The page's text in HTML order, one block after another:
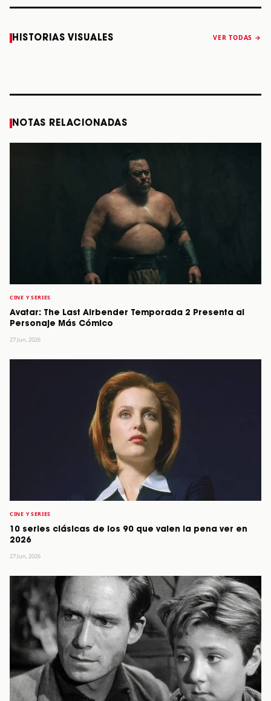
HISTORIAS VISUALES VER TODAS →
Caifanes regresa
a Monterrey el
Fallece Felipe
Staiti, guitarrista
anuncia “Reality
NOTAS RELACIONADAS
CINE Y SERIES
Avatar: The Last Airbender Temporada 2 Presenta al
Personaje Más Cómico
27 Jun, 2026
CINE Y SERIES
10 series clásicas de los 90 que valen la pena ver en
2026
27 Jun, 2026